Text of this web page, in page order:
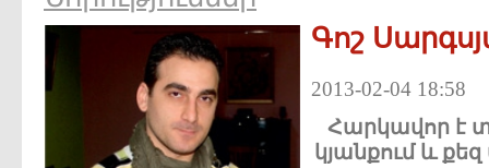
Գոշ
2013-02-04 18:58
Հարկավոր է
կյանքում ևքեզ